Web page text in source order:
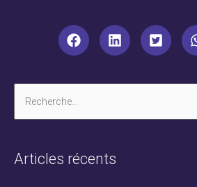
h
Articles récents